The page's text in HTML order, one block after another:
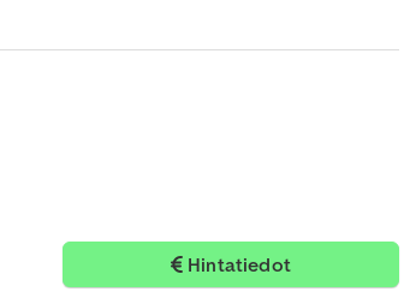
Hintatiedot